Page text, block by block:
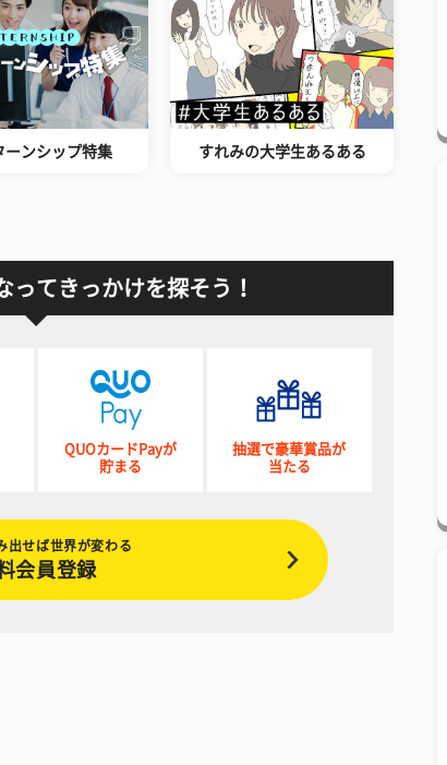
ーンシップ特集 すれみの大学生あるある
ってきっかけを探そう！
QUOカードPayが
貯まる
抽選で豪華賞品が
当たる
出せば世界が変わる
会員登録